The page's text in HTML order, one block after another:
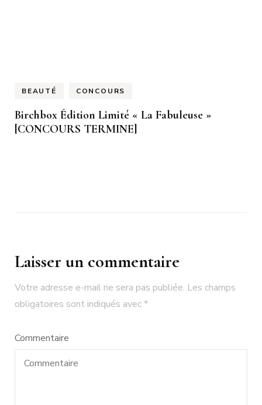
BEAUTÉ CONCOURS
Birchbox Édition Limité « La Fabuleuse »
[CONCOURS TERMINE]
Laisser un commentaire
Votre adresse e-mail ne sera pas publiée. Les champs
obligatoires sont indiqués avec*
Commentaire